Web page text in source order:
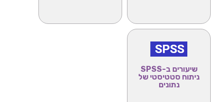
שיעורים ב-SPSS
ניתוח סטטיסטי של
נתונים